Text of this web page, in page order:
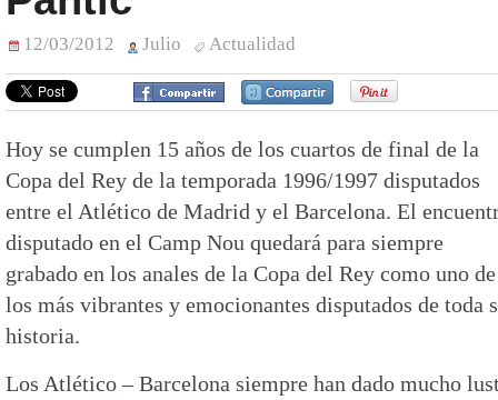
12/03/2012 Julio Actualidad
Hoy se cumplen 15 años de los cuartos de final de la
Copa del Rey de la temporada 1996/1997 disputados
entre el Atlético de Madrid y el Barcelona. El
disputado en el Camp Nou quedará para siempre
grabado en los anales de la Copa del Rey como uno de
los más vibrantes y emocionantes disputados de toda
historia.
Los Atlético – Barcelona siempre han dado mucho